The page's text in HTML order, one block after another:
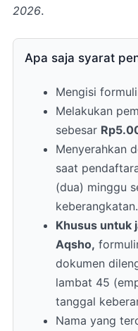
jadwal
diperoleh
ke hotel
Kemudian
Maghrib,
Hari
hotel.
2026.
Apa saja syarat
Mengisi
Melakukan
sebesar
Menyerahkan
saat
(dua) minggu
keberangkatan.
Khusus untuk
Aqsho,
dokumen
lambat 45
tanggal
Nama yang